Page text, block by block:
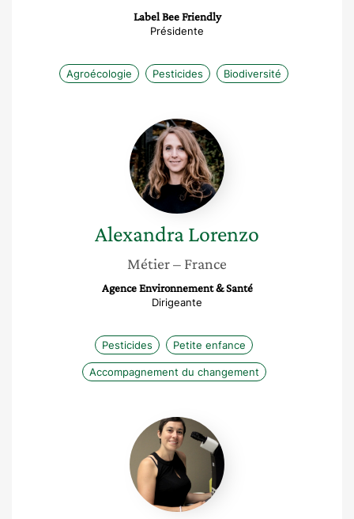
Label Bee Friendly
Présidente
Agroécologie Pesticides Biodiversité
Alexandra
Lorenzo
AlexandraLorenzo
Métier– France
Agence Environnement & Santé
Dirigeante
Pesticides Petite enfance
Accompagnement du changement
Laurence
Huc